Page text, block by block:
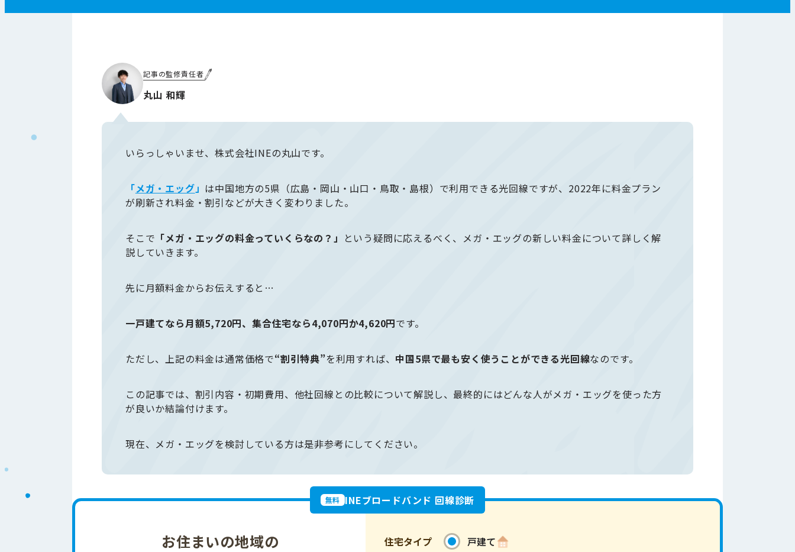
記事の監修責任者
丸山 和輝
いらっしゃいませ、株式会社INEの丸山です。
「メガ・エッグ」 は中国地方の5県（広島・岡山・山口・鳥取・島根）で利用できる光回線ですが、2022年に料金プラン
が刷新され料金・割引などが大きく変わりました。
そこで 「メガ・エッグの料金っていくらなの？」 という疑問に応えるべく、メガ・エッグの新しい料金について詳しく解
説していきます。
先に月額料金からお伝えすると…
一戸建てなら月額5,720円、集合住宅なら4,070円か4,620円です。
ただし、上記の料金は通常価格で“割引特典”を利用すれば、 中国5県で最も安く使うことができる光回線なのです。
この記事では、割引内容・初期費用、他社回線との比較について解説し、最終的にはどんな人がメガ・エッグを使った方
が良いか結論付けます。
現在、メガ・エッグを検討している方は是非参考にしてください。
無料 INEブロードバンド 回線診断
お住まいの地域の 住宅タイプ
戸建て